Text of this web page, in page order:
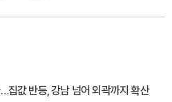
값 반등, 강남 넘어 외곽까지 확산